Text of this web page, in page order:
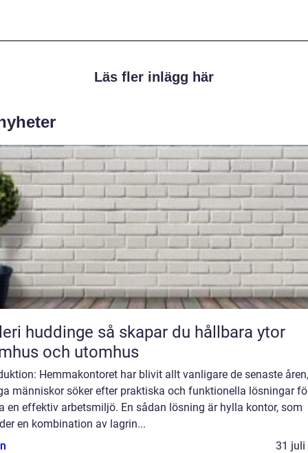
Läs fler inlägg här
så skapar du hållbara ytor
och utomhus
Hemmakontoret har blivit allt vanligare de senaste
människor söker efter praktiska och funktionella lösningar
en effektiv arbetsmiljö. En sådan lösning är hylla kontor, som
en kombination av lagrin...
31 juli